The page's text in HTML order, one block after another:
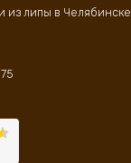
из липы в Челябинске